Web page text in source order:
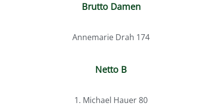
Brutto Damen
Annemarie Drah 174
Netto B
1. Michael Hauer 80